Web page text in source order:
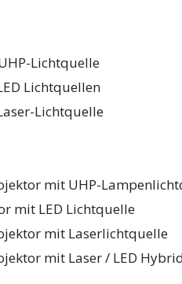
Lichtquelle
Lichtquellen
Lichtquelle
mit UHP-
mit LED Lichtquelle
mit Laserlichtquelle
mit Laser / LED